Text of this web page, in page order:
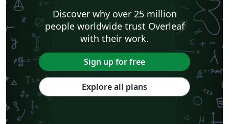
Discover why over 25 million
people worldwide trust Overleaf
with their work.
Sign up for free
Explore all plans